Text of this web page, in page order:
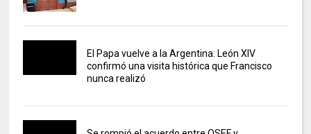
El Papa vuelve a la Argentina: León XIV
confirmó una visita histórica que Francisco
nunca realizó